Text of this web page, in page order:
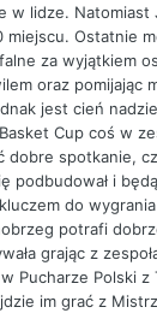
w lidze. Natomiast
Ostatnie
za wyjątkiem
oraz pomijając
jest cień
Cup coś w
dobre spotkanie,
podbudował i
do
potrafi
grając z
Pucharze Polski z
im grać z